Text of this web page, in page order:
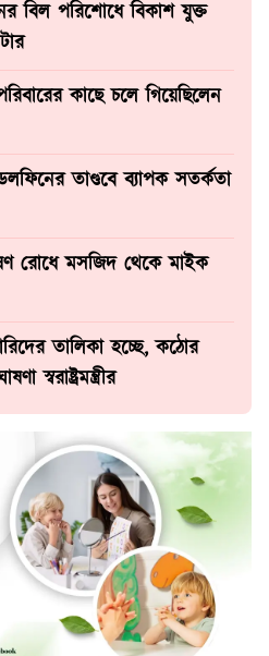
বিল পরিশোধে বিকাশ যুক্ত
কাছে চলে গিয়েছিলেন
তাণ্ডবে ব্যাপক সতর্কতা
রোধে মসজিদ থেকে মাইক
তালিকা হচ্ছে, কঠোর
স্বরাষ্ট্রমন্ত্রীর